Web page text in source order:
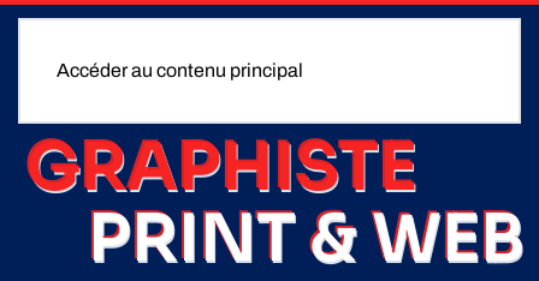
Accéder au contenu principal
GRAPHISTE
PRINT & WEB